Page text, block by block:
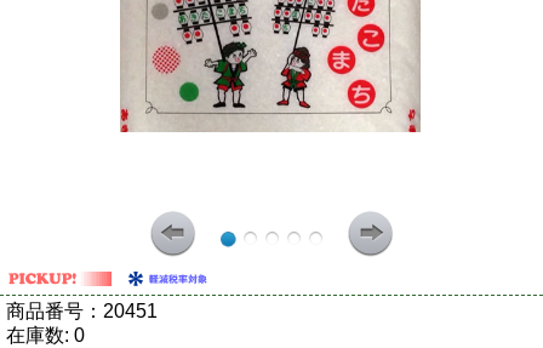
商品番号： 20451
在庫数: 0